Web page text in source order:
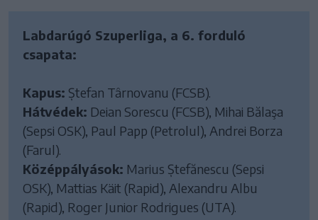
Labdarúgó Szuperliga, a 6. forduló
csapata:
Kapus: Ștefan Târnovanu (FCSB).
Hátvédek: Deian Sorescu (FCSB), Mihai Bălaşa
(Sepsi OSK), Paul Papp (Petrolul), Andrei Borza
(Farul).
Középpályások: Marius Ștefănescu (Sepsi
OSK), Mattias Käit (Rapid), Alexandru Albu
(Rapid), Roger Junior Rodrigues (UTA).